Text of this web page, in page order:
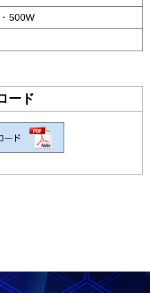
500W
ード